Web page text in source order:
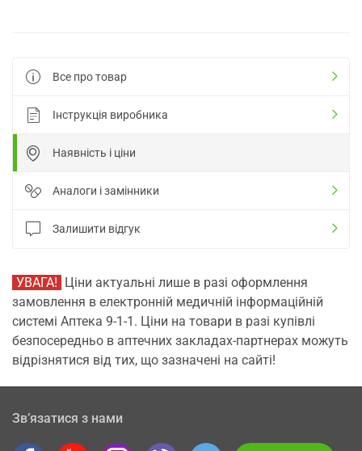
Все про товар
Інструкція виробника
Наявність і ціни
Аналоги і замінники
Залишити відгук
УВАГА! Ціни актуальні лише в разі оформлення
замовлення в електронній медичній інформаційній
системі Аптека 9-1-1. Ціни на товари в разі купівлі
безпосередньо в аптечних закладах-партнерах можуть
відрізнятися від тих, що зазначені на сайті!
Зв’язатися з нами